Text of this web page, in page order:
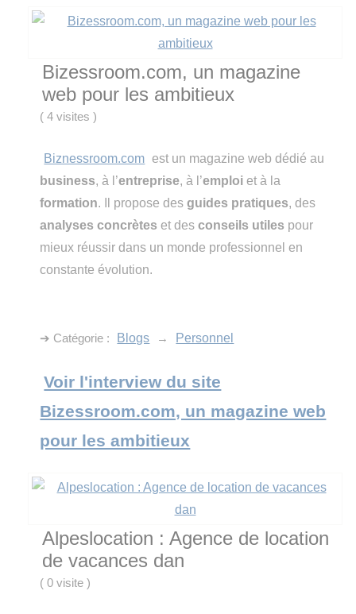
Bizessroom.com, un magazine
web pour les ambitieux
( 4 visites)
Biznessroom.com est un magazine web dédié au
business, à l’entreprise, à l’emploi et à la
formation. Il propose desguides pratiques, des
analyses concrètes et desconseils utiles pour
mieux réussir dans un monde professionnel en
constante évolution.
➔ Catégorie : Blogs → Personnel
Voir l'interview du site
Bizessroom.com, un magazine web
pour les ambitieux
Alpeslocation : Agence de location
de vacances dan
( 0 visite)